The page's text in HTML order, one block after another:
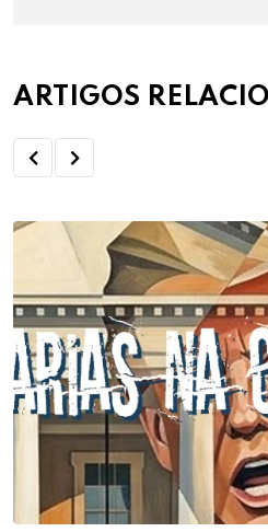
ARTIGOS